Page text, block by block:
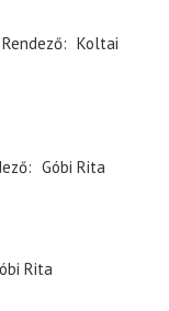
Rendező
Koltai
Góbi Rita
Rita